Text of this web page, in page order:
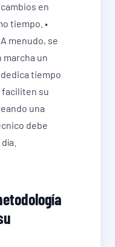
en
tiempo. •
menudo, se
un
tiempo
faciliten su
una
debe